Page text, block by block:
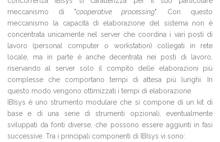
meccanismo di "cooperative processing". Con questo
meccanismo la capacità di elaborazione del sistema non è
concentrata unicamente nel server che coordina i vari posti di
lavoro (personal computer o workstation) collegati in rete
locale, ma in parte è anche decentrata nei posti di lavoro,
riservando al server solo il compito delle elaborazioni più
complesse che comportano tempi di attesa più lunghi. In
questo modo vengono ottimizzati i tempi di elaborazione.
IBIsys è uno strumento modulare che si compone di un kit di
base e di una serie di strumenti opzionali, eventualmente
sviluppati da fonti diverse, che possono essere aggiunti in fasi
successive. Tra i principali componenti di IBIsys vi sono: